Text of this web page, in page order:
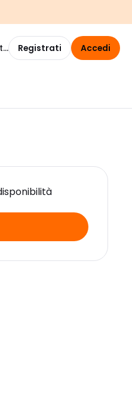
Registrati Accedi